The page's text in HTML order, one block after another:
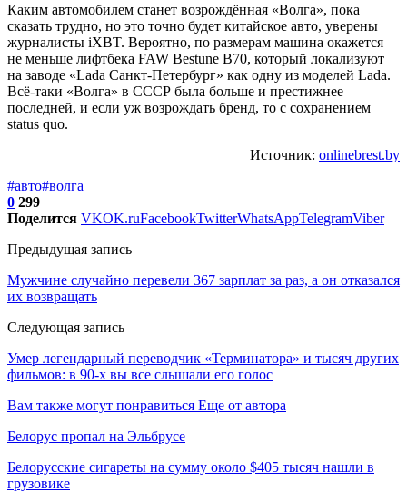
Каким автомобилем станет возрождённая «Волга», пока
сказать трудно, но это точно будет китайское авто, уверены
журналисты iXBT. Вероятно, по размерам машина окажется
не меньше лифтбека FAW Bestune B70, который локализуют
на заводе «Lada Санкт-Петербург» как одну из моделей Lada.
Всё-таки «Волга» в СССР была больше и престижнее
последней, и если уж возрождать бренд, то с сохранением
status quo.
Источник: onlinebrest.by
#авто#волга
0 299
Поделится VKOK.ruFacebookTwitterWhatsAppTelegramViber
Предыдущая запись
Мужчине случайно перевели 367 зарплат за раз, а он отказался
их возвращать
Следующая запись
Умер легендарный переводчик «Терминатора» и тысяч других
фильмов: в 90-х вы все слышали его голос
Вам также могут понравиться Еще от автора
Белорус пропал на Эльбрусе
Белорусские сигареты на сумму около $405 тысяч нашли в
грузовике